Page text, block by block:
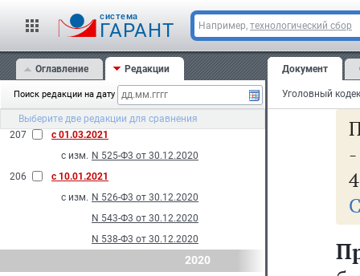
cистема
ГАРАНТ Например, технологический сбор
Оглавление Редакции
Поиск редакции на дату
Выберите две редакции для сравнения
N 215-Ф3 от 11.06.2021
209
с 16.04.2021
с изм. N 59-Ф3 от 05.04.2021
208
с 07.03.2021
с изм. N 25-Ф3 от 24.02.2021
N 16-Ф3 от 24.02.2021
207
с 01.03.2021
с изм. N 525-Ф3 от 30.12.2020
206
с 10.01.2021
с изм. N 526-Ф3 от 30.12.2020
N 543-Ф3 от 30.12.2020
N 538-Ф3 от 30.12.2020
2020
Документ